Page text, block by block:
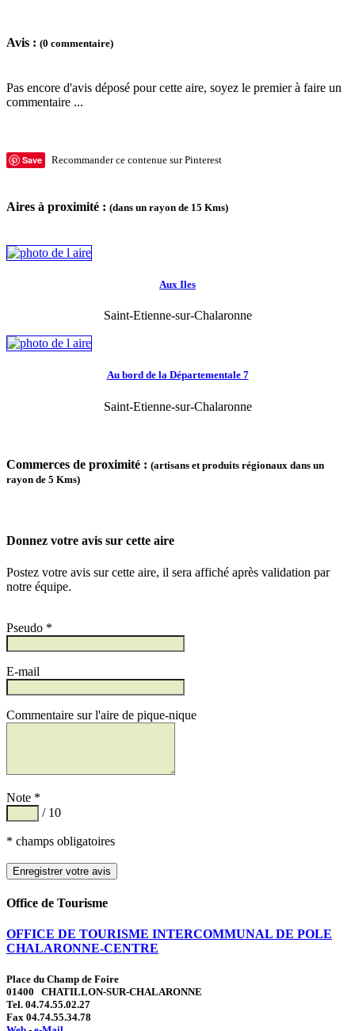
Avis : (0 commentaire)
Pas encore d'avis déposé pour cette aire, soyez le premier à faire un
commentaire ...
Save Recommander ce contenue sur Pinterest
Aires à proximité : (dans un rayon de 15 Kms)
Aux Iles
Saint-Etienne-sur-Chalaronne
Au bord de la Départementale 7
Saint-Etienne-sur-Chalaronne
Commerces de proximité : (artisans et produits régionaux dans un
rayon de 5 Kms)
Donnez votre avis sur cette aire
Postez votre avis sur cette aire, il sera affiché après validation par
notre équipe.
Pseudo *
E-mail
Commentaire sur l'aire de pique-nique
Note *
/ 10
* champs obligatoires
Office de Tourisme
OFFICE DE TOURISME INTERCOMMUNAL DE POLE
CHALARONNE-CENTRE
Place du Champ de Foire
01400 CHATILLON-SUR-CHALARONNE
Tel. 04.74.55.02.27
Fax 04.74.55.34.78